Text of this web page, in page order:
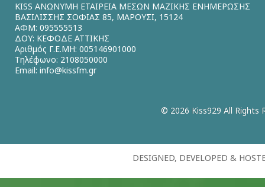
KISS ΑΝΩΝΥΜΗ ΕΤΑΙΡΕΙΑ ΜΕΣΩΝ ΜΑΖΙΚΗΣ ΕΝΗΜΕΡΩΣΗΣ
ΒΑΣΙΛΙΣΣΗΣ ΣΟΦΙΑΣ 85, ΜΑΡΟΥΣΙ, 15124
ΑΦΜ: 095555513
ΔΟΥ: ΚΕΦΟΔΕ ΑΤΤΙΚΗΣ
Αριθμός Γ.Ε.ΜΗ: 005146901000
Τηλέφωνο: 2108050000
Email: info@kissfm.gr
© 2026 Kiss929 All Rights
DESIGNED, DEVELOPED &